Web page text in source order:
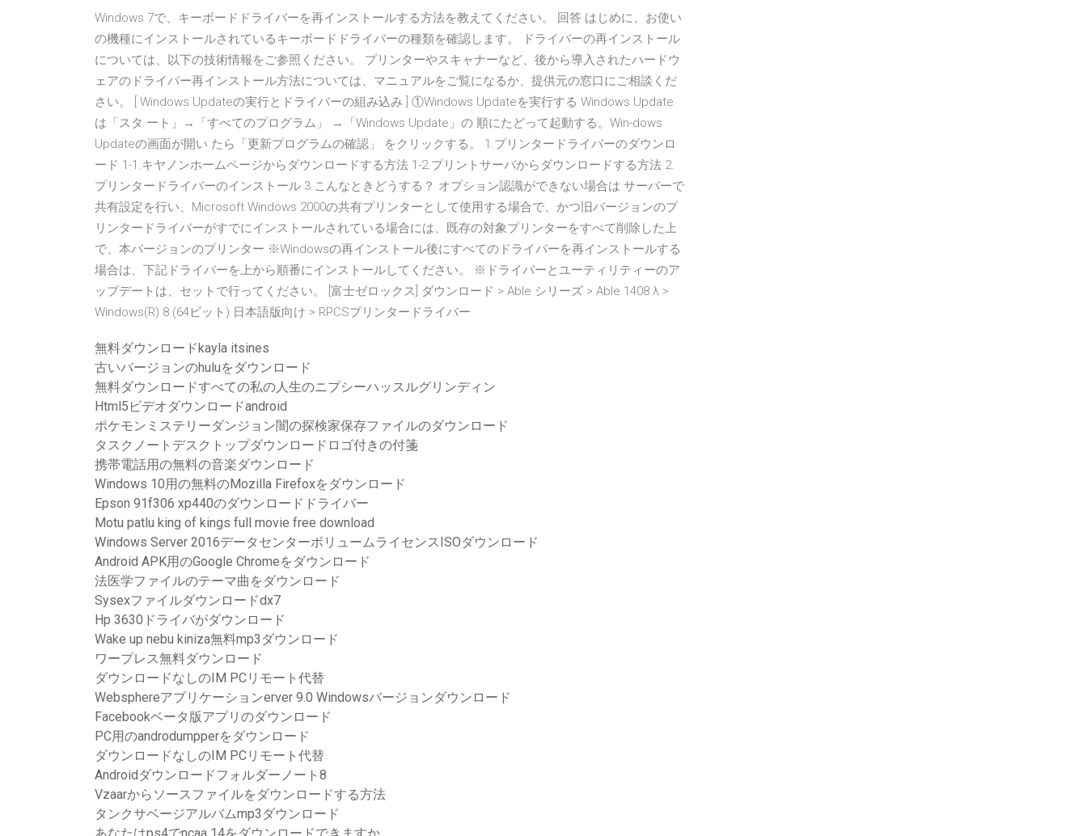
Windows 7で、キーボードドライバーを再インストールする方法を教えてください。 回答 はじめに、お使い
の機種にインストールされているキーボードドライバーの種類を確認します。 ドライバーの再インストール
については、以下の技術情報をご参照ください。 プリンターやスキャナーなど、後から導入されたハードウ
ェアのドライバー再インストール方法については、マニュアルをご覧になるか、提供元の窓口にご相談くだ
さい。 [ Windows Updateの実行とドライバーの組み込み ] ①Windows Updateを実行する Windows Update
は「スタ ート」→「すべてのプログラム」 →「Windows Update」の 順にたどって起動する。Win-dows
Updateの画面が開い たら「更新プログラムの確認」 をクリックする。 1.プリンタードライバーのダウンロ
ード 1-1.キヤノンホームページからダウンロードする方法 1-2.プリントサーバからダウンロードする方法 2.
プリンタードライバーのインストール 3.こんなときどうする？ オプション認識ができない場合は サーバーで
共有設定を行い、Microsoft Windows 2000の共有プリンターとして使用する場合で、かつ旧バージョンのプ
リンタードライバーがすでにインストールされている場合には、既存の対象プリンターをすべて削除した上
で、本バージョンのプリンター ※Windowsの再インストール後にすべてのドライバーを再インストールする
場合は、下記ドライバーを上から順番にインストールしてください。 ※ドライバーとユーティリティーのア
ップデートは、セットで行ってください。 [富士ゼロックス] ダウンロード > Able シリーズ > Able 1408 λ >
Windows(R) 8 (64ビット) 日本語版向け > RPCSプリンタードライバー
無料ダウンロードkayla itsines
古いバージョンのhuluをダウンロード
無料ダウンロードすべての私の人生のニプシーハッスルグリンディン
Html5ビデオダウンロードandroid
ポケモンミステリーダンジョン闇の探検家保存ファイルのダウンロード
タスクノートデスクトップダウンロードロゴ付きの付箋
携帯電話用の無料の音楽ダウンロード
Windows 10用の無料のMozilla Firefoxをダウンロード
Epson 91f306 xp440のダウンロードドライバー
Motu patlu king of kings full movie free download
Windows Server 2016データセンターボリュームライセンスISOダウンロード
Android APK用のGoogle Chromeをダウンロード
法医学ファイルのテーマ曲をダウンロード
Sysexファイルダウンロードdx7
Hp 3630ドライバがダウンロード
Wake up nebu kiniza無料mp3ダウンロード
ワープレス無料ダウンロード
ダウンロードなしのIM PCリモート代替
Websphereアプリケーションerver 9.0 Windowsバージョンダウンロード
Facebookベータ版アプリのダウンロード
PC用のandrodumpperをダウンロード
ダウンロードなしのIM PCリモート代替
Androidダウンロードフォルダーノート8
Vzaarからソースファイルをダウンロードする方法
タンクサベージアルバムmp3ダウンロード